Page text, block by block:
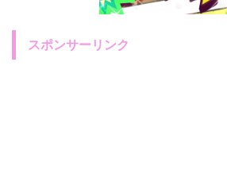
スポンサーリンク